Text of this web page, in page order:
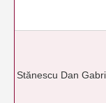
Stănescu Dan